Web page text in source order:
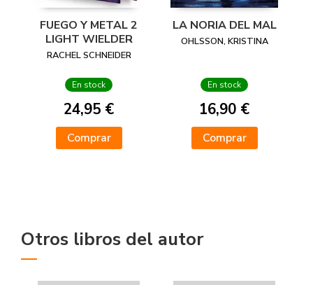
FUEGO Y METAL 2
LIGHT WIELDER
RACHEL SCHNEIDER
En stock
24,95 €
Comprar
LA NORIA DEL MAL
OHLSSON, KRISTINA
En stock
16,90 €
Comprar
Otros libros del autor